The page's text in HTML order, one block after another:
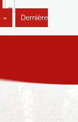
…
»
Dernière